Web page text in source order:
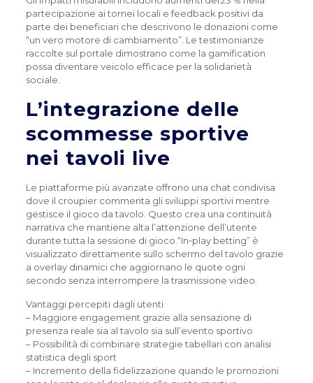
partecipazione ai tornei locali e feedback positivi da
parte dei beneficiari che descrivono le donazioni come
“un vero motore di cambiamento”. Le testimonianze
raccolte sul portale dimostrano come la gamification
possa diventare veicolo efficace per la solidarietà
sociale.
L’integrazione delle
scommesse sportive
nei tavoli live
Le piattaforme più avanzate offrono una chat condivisa
dove il croupier commenta gli sviluppi sportivi mentre
gestisce il gioco da tavolo. Questo crea una continuità
narrativa che mantiene alta l’attenzione dell’utente
durante tutta la sessione di gioco.“In‑play betting” è
visualizzato direttamente sullo schermo del tavolo grazie
a overlay dinamici che aggiornano le quote ogni
secondo senza interrompere la trasmissione video.
Vantaggi percepiti dagli utenti
– Maggiore engagement grazie alla sensazione di
presenza reale sia al tavolo sia sull’evento sportivo
– Possibilità di combinare strategie tabellari con analisi
statistica degli sport
– Incremento della fidelizzazione quando le promozioni